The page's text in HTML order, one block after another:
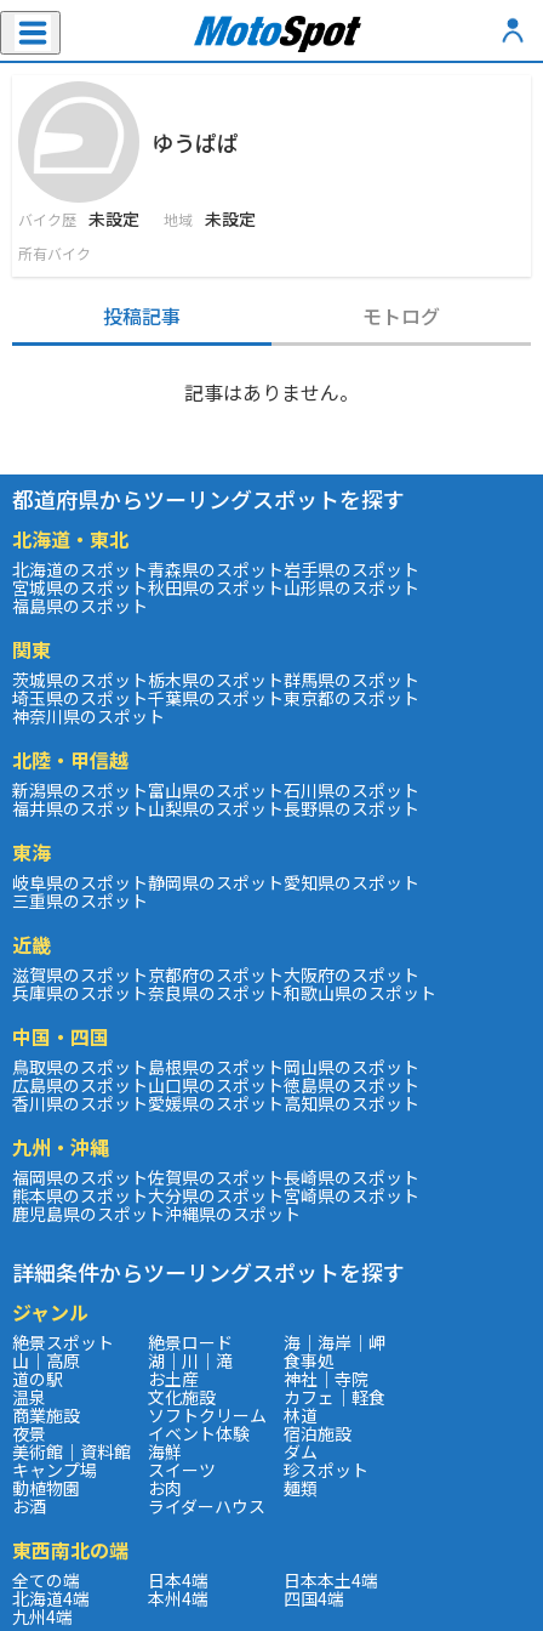
ゆうぱぱ
バイク歴 未設定 地域 未設定
所有バイク
投稿記事 モトログ
記事はありません。
都道府県からツーリングスポットを探す
北海道・東北
北海道のスポット青森県のスポット岩手県のスポット
宮城県のスポット秋田県のスポット山形県のスポット
福島県のスポット
関東
茨城県のスポット栃木県のスポット群馬県のスポット
埼玉県のスポット千葉県のスポット東京都のスポット
神奈川県のスポット
北陸・甲信越
新潟県のスポット富山県のスポット石川県のスポット
福井県のスポット山梨県のスポット長野県のスポット
東海
岐阜県のスポット静岡県のスポット愛知県のスポット
三重県のスポット
近畿
滋賀県のスポット京都府のスポット大阪府のスポット
兵庫県のスポット奈良県のスポット和歌山県のスポット
中国・四国
鳥取県のスポット島根県のスポット岡山県のスポット
広島県のスポット山口県のスポット徳島県のスポット
香川県のスポット愛媛県のスポット高知県のスポット
九州・沖縄
福岡県のスポット佐賀県のスポット長崎県のスポット
熊本県のスポット大分県のスポット宮崎県のスポット
鹿児島県のスポット沖縄県のスポット
詳細条件からツーリングスポットを探す
ジャンル
絶景スポット 絶景ロード 海｜海岸｜岬
山｜高原 湖｜川｜滝 食事処
道の駅 お土産 神社｜寺院
温泉 文化施設 カフェ｜軽食
商業施設 ソフトクリーム 林道
夜景 イベント体験 宿泊施設
美術館｜資料館 海鮮 ダム
キャンプ場 スイーツ 珍スポット
動植物園 お肉 麺類
お酒 ライダーハウス
東西南北の端
全ての端 日本4端 日本本土4端
北海道4端 本州4端 四国4端
九州4端